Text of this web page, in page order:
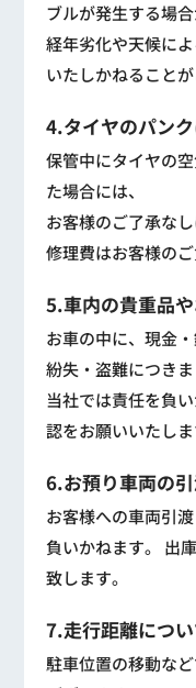
ブルが発生する場合
経年劣化や天候に
いたしかねることが
4.タイヤのパン
保管中にタイヤの
た場合には、
お客様のご了承な
修理費はお客様のご
5.車内の貴重品
お車の中に、現金
紛失・盗難につきま
当社では責任を負
認をお願いいたしま
6.お預り車両の
お客様への車両引
負いかねます。 出
致します。
7.走行距離につ
駐車位置の移動な